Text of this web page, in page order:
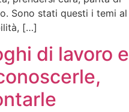
Sono stati questi i temi al
[…]
di lavoro e